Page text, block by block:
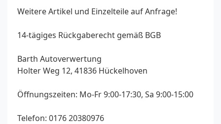
Weitere Artikel und Einzelteile auf Anfrage!
14-tägiges Rückgaberecht gemäß BGB
Barth Autoverwertung
Holter Weg 12, 41836 Hückelhoven
Öffnungszeiten: Mo-Fr 9:00-17:30, Sa 9:00-15:00
Telefon: 0176 20380976